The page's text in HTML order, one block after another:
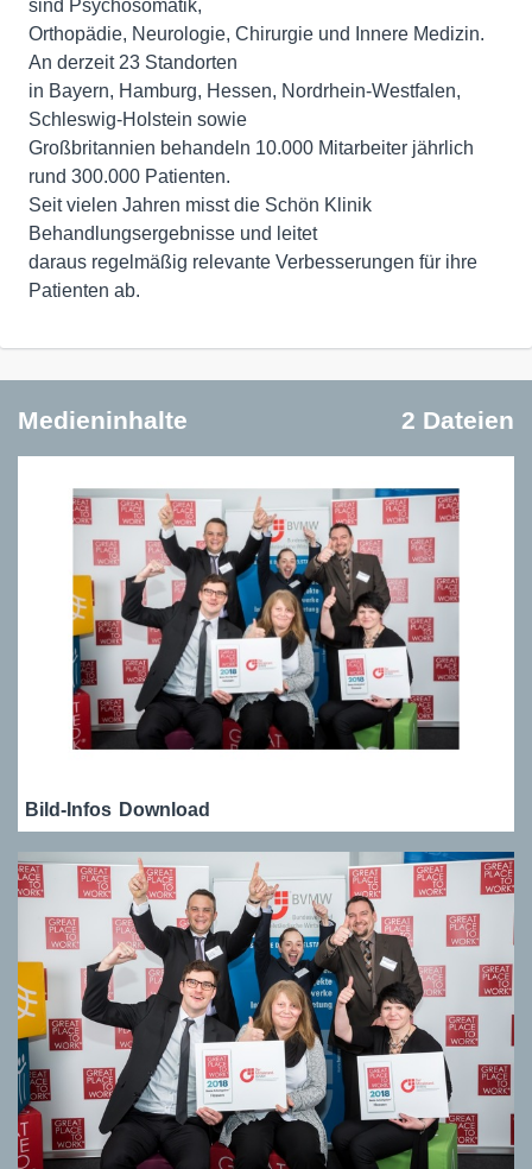
sind Psychosomatik,
Orthopädie, Neurologie, Chirurgie und Innere Medizin.
An derzeit 23 Standorten
in Bayern, Hamburg, Hessen, Nordrhein-Westfalen,
Schleswig-Holstein sowie
Großbritannien behandeln 10.000 Mitarbeiter jährlich
rund 300.000 Patienten.
Seit vielen Jahren misst die Schön Klinik
Behandlungsergebnisse und leitet
daraus regelmäßig relevante Verbesserungen für ihre
Patienten ab.
Medieninhalte 2 Dateien
Bild-Infos Download